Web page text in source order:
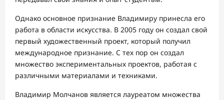
Однако основное признание Владимиру принесла его
работа в области искусства. В 2005 году он создал свой
первый художественный проект, который получил
международное признание. С тех пор он создал
множество экспериментальных проектов, работая с
различными материалами и техниками.
Владимир Молчанов является лауреатом множества